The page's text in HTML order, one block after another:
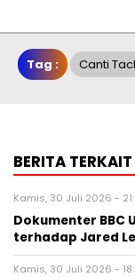
Tag : Canti
BERITA TERKAIT
Kamis, 30 Juli 2026 -
Dokumenter BBC
terhadap Jared
Kamis, 30 Juli 2026 -